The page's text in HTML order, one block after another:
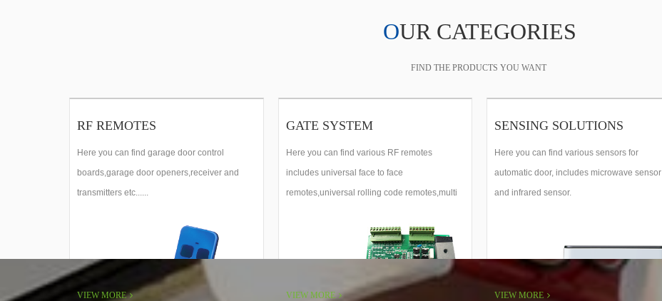
OUR CATEGORIES
FIND THE PRODUCTS YOU WANT
RF REMOTES
Here you can find garage door control
boards,garage door openers,receiver and
transmitters etc......
VIEW MORE
GATE SYSTEM
Here you can find various RF remotes
includes universal face to face
remotes,universal rolling code remotes,multi
VIEW MORE
SENSING SOLUTIONS
Here you can find various sensors for
automatic door, includes microwave sensor
and infrared sensor.
VIEW MORE